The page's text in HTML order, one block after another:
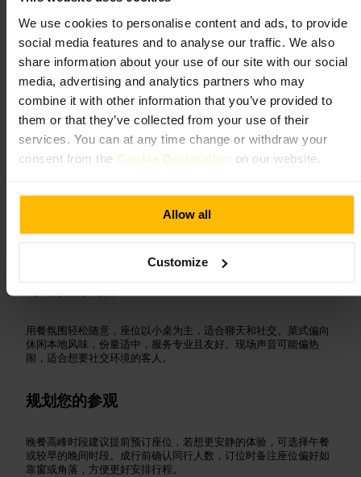
We use cookies to personalise content and ads, to provide
social media features and to analyse our traffic. We also
share information about your use of our site with our social
media, advertising and analytics partners who may
combine it with other information that you’ve provided to
them or that they’ve collected from your use of their
services. You can at any time change or withdraw your
consent from the Cookie Declaration on our website.
Allow all
Customize
4.5
图片 /Tripadvisor
“古磨坊餐厅，邻里风味与轻松氛围”
适合
#都柏林美食 #泰普尔酒吧 #爱尔兰风味 #社交用餐
用餐氛围轻松随意，座位以小桌为主，适合聊天和社交。菜式偏向
休闲本地风味，份量适中，服务专业且友好。现场声音可能偏热
闹，适合想要社交环境的客人。
规划您的参观
晚餐高峰时段建议提前预订座位，若想更安静的体验，可选择午餐
或较早的晚间时段。成行前确认同行人数，订位时备注座位偏好如
靠窗或角落，方便更好安排行程。